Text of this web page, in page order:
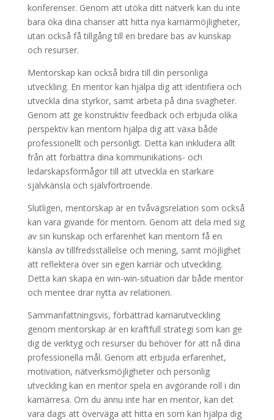
konferenser. Genom att utöka ditt nätverk kan du inte
bara öka dina chanser att hitta nya karriärmöjligheter,
utan också få tillgång till en bredare bas av kunskap
och resurser.
Mentorskap kan också bidra till din personliga
utveckling. En mentor kan hjälpa dig att identifiera och
utveckla dina styrkor, samt arbeta på dina svagheter.
Genom att ge konstruktiv feedback och erbjuda olika
perspektiv kan mentorn hjälpa dig att växa både
professionellt och personligt. Detta kan inkludera allt
från att förbättra dina kommunikations- och
ledarskapsförmågor till att utveckla en starkare
självkänsla och självförtroende.
Slutligen, mentorskap är en tvåvägsrelation som också
kan vara givande för mentorn. Genom att dela med sig
av sin kunskap och erfarenhet kan mentorn få en
känsla av tillfredsställelse och mening, samt möjlighet
att reflektera över sin egen karriär och utveckling.
Detta kan skapa en win-win-situation där både mentor
och mentee drar nytta av relationen.
Sammanfattningsvis, förbättrad karriärutveckling
genom mentorskap är en kraftfull strategi som kan ge
dig de verktyg och resurser du behöver för att nå dina
professionella mål. Genom att erbjuda erfarenhet,
motivation, nätverksmöjligheter och personlig
utveckling kan en mentor spela en avgörande roll i din
karriärresa. Om du ännu inte har en mentor, kan det
vara dags att överväga att hitta en som kan hjälpa dig